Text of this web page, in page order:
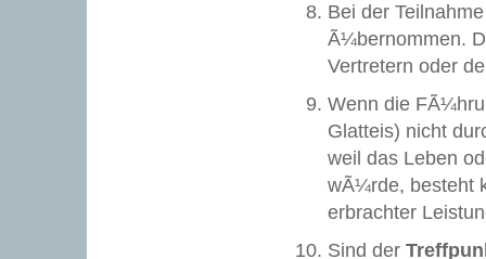
Bei der
Ã¼bernommen.
Vertretern oder
Wenn die
Glatteis) nicht
weil das Leben
wÃ¼rde, besteht
erbrachter
Sind der